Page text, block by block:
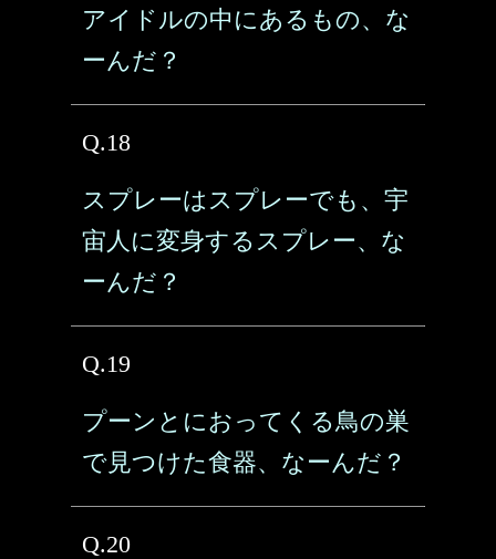
アイドルの中にあるもの、な
ーんだ？
Q.18
スプレーはスプレーでも、宇
宙人に変身するスプレー、な
ーんだ？
Q.19
プーンとにおってくる鳥の巣
で見つけた食器、なーんだ？
Q.20